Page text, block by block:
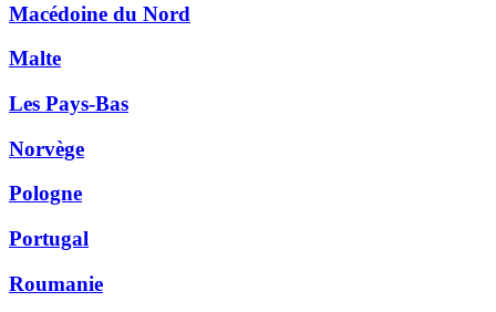
Macédoine du Nord
Malte
Les Pays-Bas
Norvège
Pologne
Portugal
Roumanie